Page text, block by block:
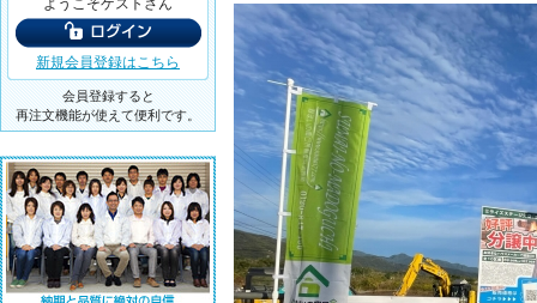
ようこそゲストさん
新規会員登録はこちら
会員登録すると
再注文機能が使えて便利です。